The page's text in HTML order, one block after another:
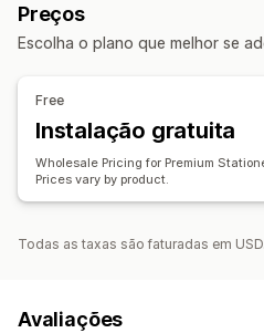
Opções de envio
Preços
Escolha o plano que melhor se
Free
Instalação gratuita
Wholesale Pricing for Premium
Prices vary by product.
Todas as taxas são faturadas em USD.
Avaliações